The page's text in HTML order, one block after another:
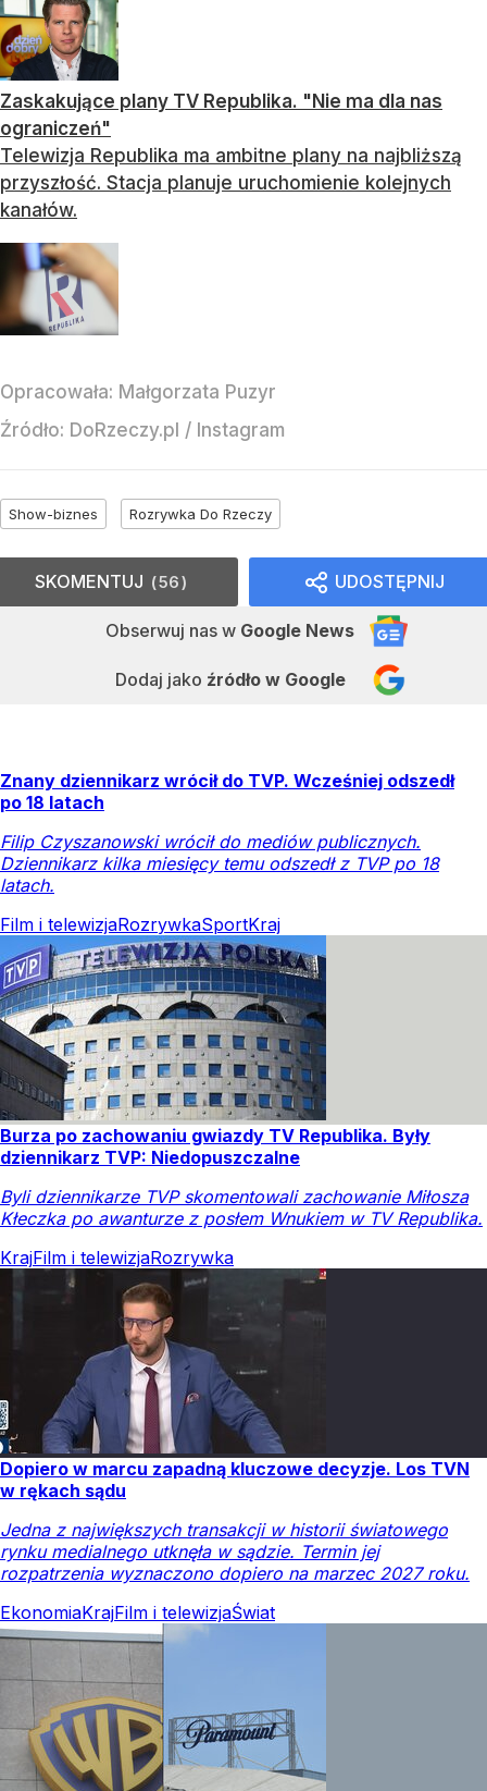
Zaskakujące plany TV Republika. "Nie ma dla nas
ograniczeń"
Telewizja Republika ma ambitne plany na najbliższą
przyszłość. Stacja planuje uruchomienie kolejnych
kanałów.
Opracowała: Małgorzata Puzyr
Źródło: DoRzeczy.pl / Instagram
Show-biznes Rozrywka Do Rzeczy
UDOSTĘPNIJ
Obserwuj nas w Google News
Dodaj jako źródło w Google
SKOMENTUJ 56
Znany dziennikarz wrócił do TVP. Wcześniej odszedł
po 18 latach
Filip Czyszanowski wrócił do mediów publicznych.
Dziennikarz kilka miesięcy temu odszedł z TVP po 18
latach.
Film i telewizjaRozrywkaSportKraj
Burza po zachowaniu gwiazdy TV Republika. Były
dziennikarz TVP: Niedopuszczalne
Byli dziennikarze TVP skomentowali zachowanie Miłosza
Kłeczka po awanturze z posłem Wnukiem w TV Republika.
KrajFilm i telewizjaRozrywka
Dopiero w marcu zapadną kluczowe decyzje. Los TVN
w rękach sądu
Jedna z największych transakcji w historii światowego
rynku medialnego utknęła w sądzie. Termin jej
rozpatrzenia wyznaczono dopiero na marzec 2027 roku.
EkonomiaKrajFilm i telewizjaŚwiat